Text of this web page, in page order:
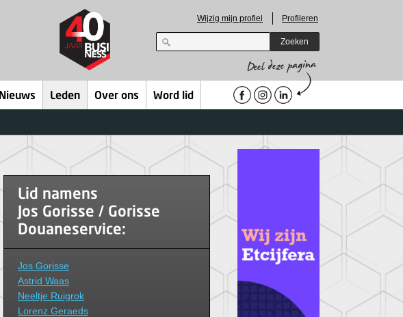
Wijzig mijn profiel Profileren
Zoeken
Nieuws Leden Over ons Word lid
Lid namens
Jos Gorisse / Gorisse
Douaneservice:
Jos Gorisse
Astrid Waas
Neeltje Ruigrok
Lorenz Geraeds